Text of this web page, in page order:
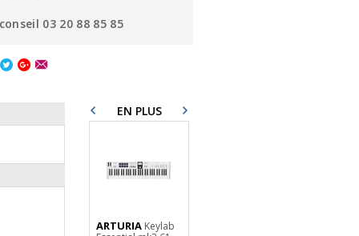
03 20 88 85 85
EN PLUS
ARTURIAKeylab